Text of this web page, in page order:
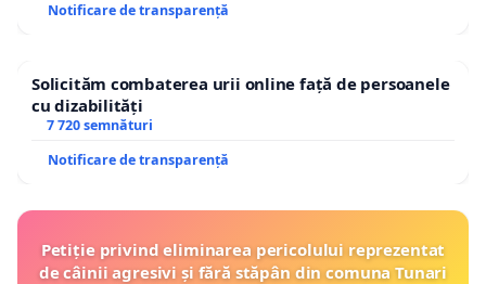
Notificare de transparență
Solicităm combaterea urii online față de persoanele
cu dizabilități
7 720 semnături
Notificare de transparență
Petiție privind eliminarea pericolului reprezentat
de câinii agresivi și fără stăpân din comuna Tunari